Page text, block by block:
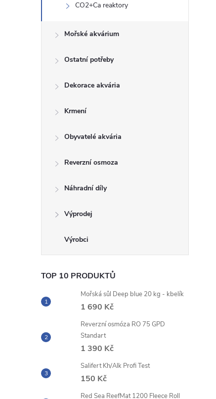
CO2+Ca reaktory
Mořské akvárium
Ostatní potřeby
Dekorace akvária
Krmení
Obyvatelé akvária
Reverzní osmoza
Náhradní díly
Výprodej
TOP 10 PRODUKTŮ
Mořská sůl Deep blue 20 kg - kbelík
1 690 Kč
Reverzní osmóza RO 75 GPD
Standart
1 390 Kč
Salifert Kh/Alk Profi Test
150 Kč
Red Sea ReefMat 1200 Fleece Roll